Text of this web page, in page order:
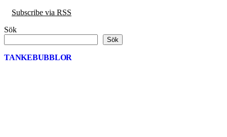
Subscribe via RSS
Sök
Sök
TANKEBUBBLOR